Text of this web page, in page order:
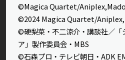
©Magica Quartet/
©2024 Magica Quartet/
©硬梨菜・不二涼介・講談社／「
ア」製作委員会・MBS
©石森プロ・テレビ朝日・ADK